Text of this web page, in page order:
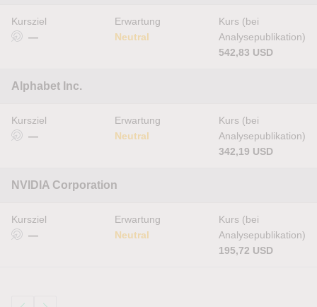
Kursziel
—
Erwartung
Neutral
Kurs (bei
Analysepublikation)
542,83 USD
Alphabet Inc.
Kursziel
—
Erwartung
Neutral
Kurs (bei
Analysepublikation)
342,19 USD
NVIDIA Corporation
Kursziel
—
Erwartung
Neutral
Kurs (bei
Analysepublikation)
195,72 USD